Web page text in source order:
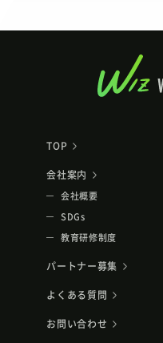
TOP
会社案内
会社概要
SDGs
教育研修制度
パートナー募集
よくある質問
お問い合わせ